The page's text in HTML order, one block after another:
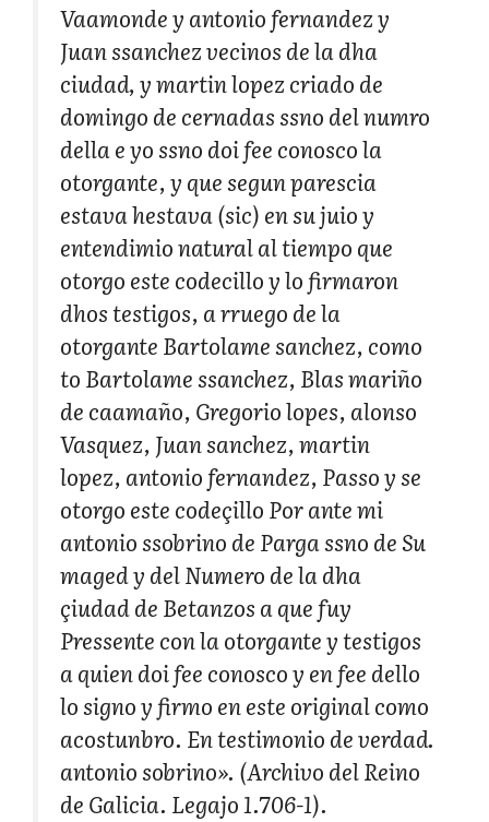
Vaamonde y antonio fernandez y
Juan ssanchez vecinos de la dha
ciudad, y martin lopez criado de
domingo de cernadas ssno del numro
della e yo ssno doi fee conosco la
otorgante, y que segun parescia
estava hestava (sic) en su juio y
entendimio natural al tiempo que
otorgo este codecillo y lo firmaron
dhos testigos, a rruego de la
otorgante Bartolame sanchez, como
to Bartolame ssanchez, Blas mariño
de caamaño, Gregorio lopes, alonso
Vasquez, Juan sanchez, martin
lopez, antonio fernandez, Passo y se
otorgo este codeçillo Por ante mi
antonio ssobrino de Parga ssno de Su
maged y del Numero de la dha
çiudad de Betanzos a que fuy
Pressente con la otorgante y testigos
a quien doi fee conosco y en fee dello
lo signo y firmo en este original como
acostunbro. En testimonio de verdad.
antonio sobrino». (Archivo del Reino
de Galicia. Legajo 1.706-1).